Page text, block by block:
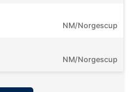
NM/Norgescup
NM/Norgescup